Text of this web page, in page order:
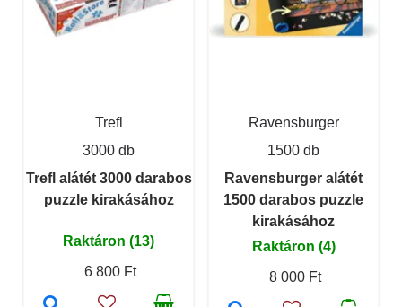
Trefl
3000 db
Trefl alátét 3000 darabos
puzzle kirakásához
Raktáron (13)
6 800 Ft
Ravensburger
1500 db
Ravensburger alátét
1500 darabos puzzle
kirakásához
Raktáron (4)
8 000 Ft